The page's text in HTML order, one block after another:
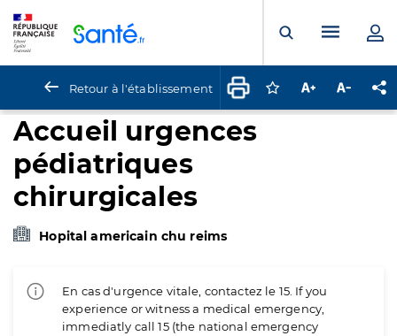
Ouvrir laMenu
Retour à l'établissement Connectez-vous
Augmenter la
Accueil urgences
pédiatriques
chirurgicales
Hopital americain chu reims
En cas d'urgence vitale, contactez le 15. If you
experience or witness a medical emergency,
immediatly call 15 (the national emergency